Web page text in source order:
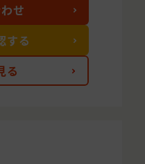
る
せ
する